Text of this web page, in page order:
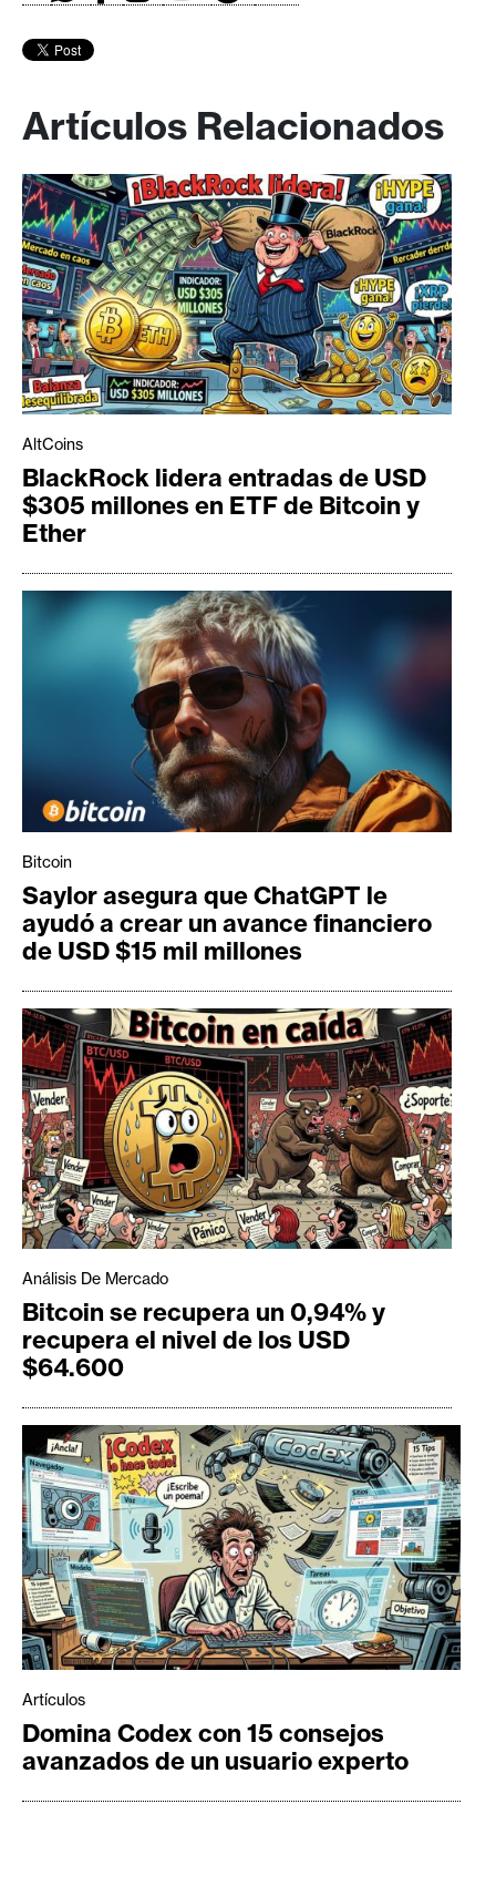
Artículos Relacionados
AltCoins
BlackRock lidera entradas de USD
$305 millones en ETF de Bitcoin y
Ether
Bitcoin
Saylor asegura que ChatGPT le
ayudó a crear un avance financiero
de USD $15 mil millones
Análisis De Mercado
Bitcoin se recupera un 0,94% y
recupera el nivel de los USD
$64.600
Artículos
Domina Codex con 15 consejos
avanzados de un usuario experto